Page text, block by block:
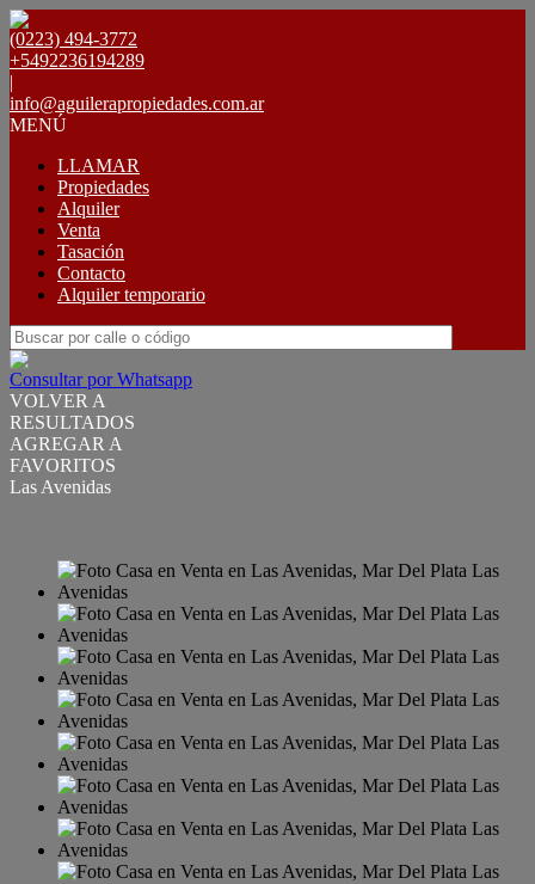
(0223) 494-3772
+5492236194289
|
info@aguilerapropiedades.com.ar
MENÚ
LLAMAR
Propiedades
Alquiler
Venta
Tasación
Contacto
Alquiler temporario
Consultar por Whatsapp
VOLVER A
RESULTADOS
AGREGAR A
FAVORITOS
Las Avenidas